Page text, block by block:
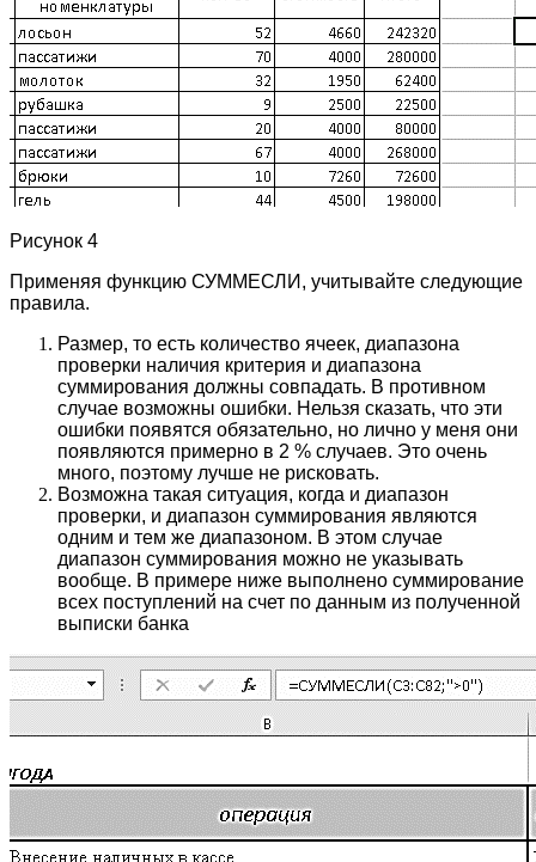
Рисунок 4
Применяя функцию СУММЕСЛИ, учитывайте следующие
правила.
Размер, то есть количество ячеек, диапазона
проверки наличия критерия и диапазона
суммирования должны совпадать. В противном
случае возможны ошибки. Нельзя сказать, что эти
ошибки появятся обязательно, но лично у меня они
появляются примерно в 2 % случаев. Это очень
много, поэтому лучше не рисковать.
Возможна такая ситуация, когда и диапазон
проверки, и диапазон суммирования являются
одним и тем же диапазоном. В этом случае
диапазон суммирования можно не указывать
вообще. В примере ниже выполнено суммирование
всех поступлений на счет по данным из полученной
выписки банка